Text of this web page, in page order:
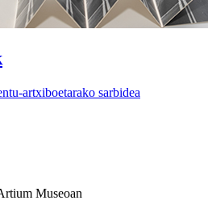
artxiboetarako sarbidea
Museoan